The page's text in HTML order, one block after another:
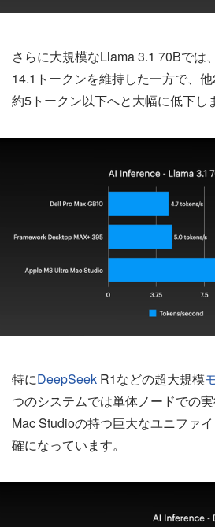
さらに大規模なLlama 3.1 70Bでは
14.1トークンを維持した一方で、
約5トークン以下へと大幅に低下し
特にDeepSeek R1などの超大規模
つのシステムでは単体ノードでの実
Mac Studioの持つ巨大なユニファ
確になっています。